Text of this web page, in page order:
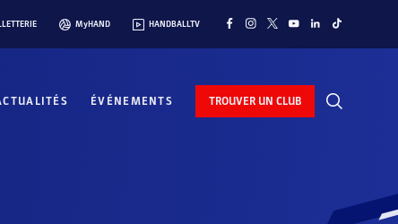
MyHAND HANDBALLTV
ÉVÉNEMENTS TROUVER UN CLUB